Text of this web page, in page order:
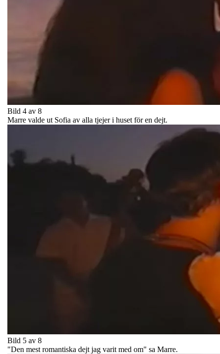
Bild 4 av 8
Marre valde ut Sofia av alla tjejer i huset för en dejt.
Bild 5 av 8
"Den mest romantiska dejt jag varit med om" sa Marre.